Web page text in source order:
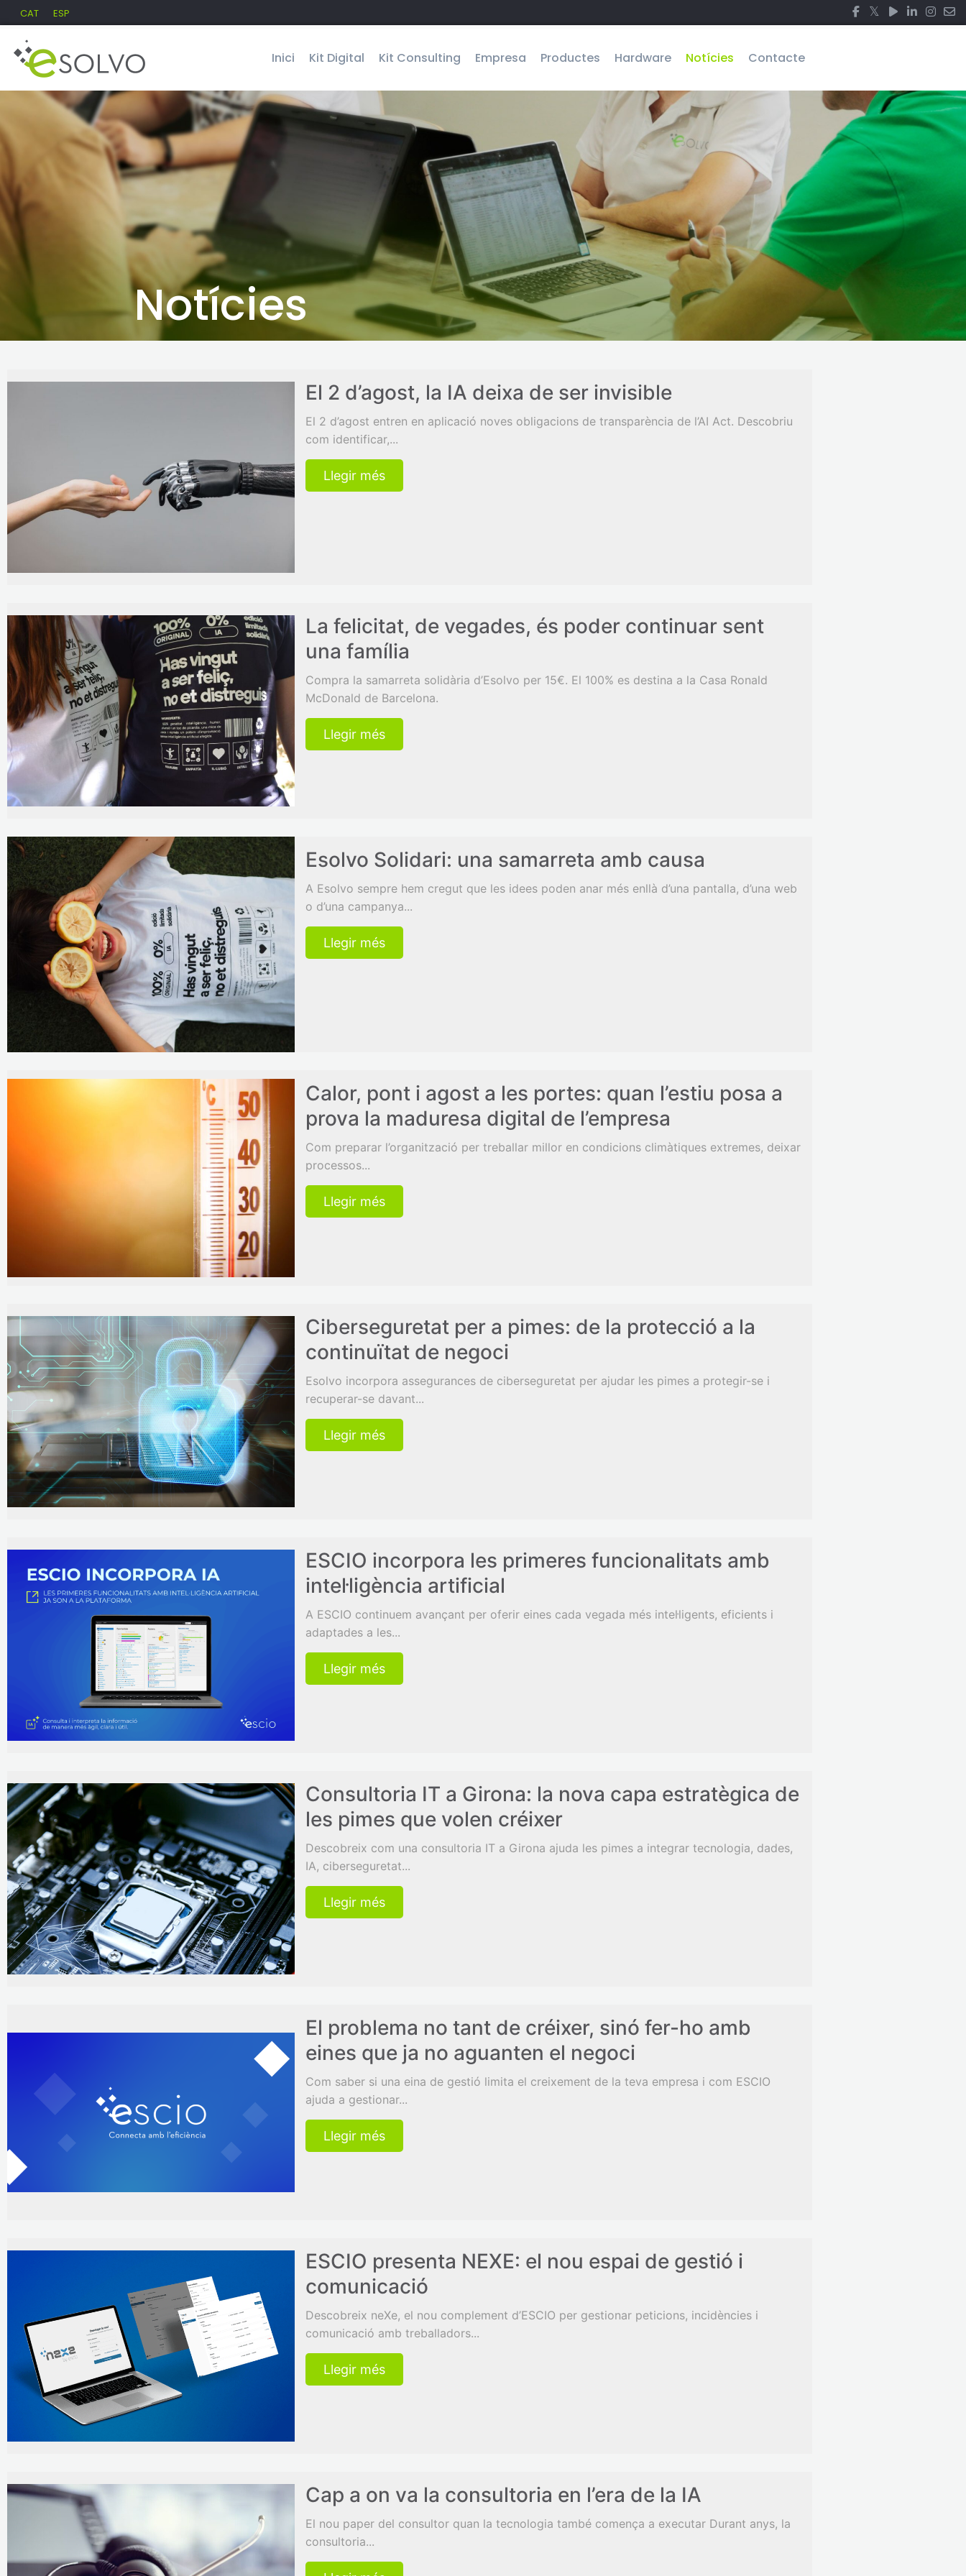
CAT ESP
Inici Kit Digital Kit Consulting Empresa Productes Hardware Notícies Contacte
Notícies
El 2 d’agost, la IA deixa de ser invisible
El 2 d’agost entren en aplicació noves obligacions de transparència de l’AI Act. Descobriu
com identificar,...
Llegir més
La felicitat, de vegades, és poder continuar sent
una família
Compra la samarreta solidària d’Esolvo per 15€. El 100% es destina a la Casa Ronald
McDonald de Barcelona.
Llegir més
Esolvo Solidari: una samarreta amb causa
A Esolvo sempre hem cregut que les idees poden anar més enllà d’una pantalla, d’una web
o d’una campanya...
Llegir més
Calor, pont i agost a les portes: quan l’estiu posa a
prova la maduresa digital de l’empresa
Com preparar l’organització per treballar millor en condicions climàtiques extremes, deixar
processos...
Llegir més
Ciberseguretat per a pimes: de la protecció a la
continuïtat de negoci
Esolvo incorpora assegurances de ciberseguretat per ajudar les pimes a protegir-se i
recuperar-se davant...
Llegir més
ESCIO incorpora les primeres funcionalitats amb
intel·ligència artificial
A ESCIO continuem avançant per oferir eines cada vegada més intel·ligents, eficients i
adaptades a les...
Llegir més
Consultoria IT a Girona: la nova capa estratègica de
les pimes que volen créixer
Descobreix com una consultoria IT a Girona ajuda les pimes a integrar tecnologia, dades,
IA, ciberseguretat...
Llegir més
El problema no tant de créixer, sinó fer-ho amb
eines que ja no aguanten el negoci
Com saber si una eina de gestió limita el creixement de la teva empresa i com ESCIO
ajuda a gestionar...
Llegir més
ESCIO presenta NEXE: el nou espai de gestió i
comunicació
Descobreix neXe, el nou complement d’ESCIO per gestionar peticions, incidències i
comunicació amb treballadors...
Llegir més
Cap a on va la consultoria en l’era de la IA
El nou paper del consultor quan la tecnologia també comença a executar Durant anys, la
consultoria...